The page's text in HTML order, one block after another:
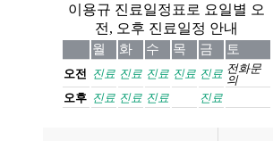
이용규 진료일정표로 요일별 오
전, 오후 진료일정 안내
월 화 수 목 금 토
오전 진료 진료 진료 진료 진료 전화문
의
오후 진료 진료 진료 진료